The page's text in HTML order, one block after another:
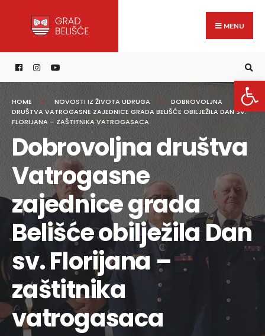
content
MENU
HOME NOVOSTI IZ ŽIVOTA UDRUGA
DOBROVOLJNA
DRUŠTVA VATROGASNE ZAJEDNICE GRADA BELIŠĆE OBILJEŽILA DAN SV.
FLORIJANA – ZAŠTITNIKA VATROGASACA
Dobrovoljna društva
Vatrogasne
zajednice grada
Belišće obilježila Dan
sv. Florijana –
zaštitnika
vatrogasaca
for: